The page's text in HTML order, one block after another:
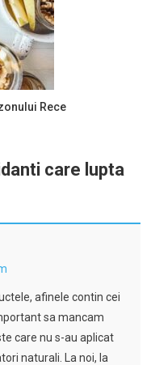
Rece
care lupta
afinele contin cei
sa mancam
care nu s-au aplicat
naturali. La noi, la